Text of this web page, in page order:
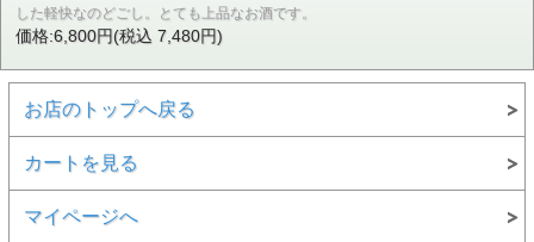
した軽快なのどごし。とても上品なお酒です。
価格:6,800円(税込 7,480円)
お店のトップへ戻る
カートを見る
マイページへ